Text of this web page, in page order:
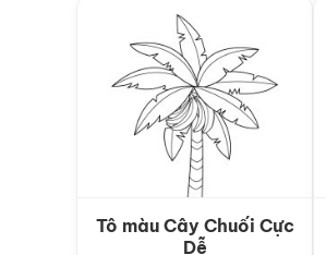
Tô màu Cây Chuối Cực
Dễ